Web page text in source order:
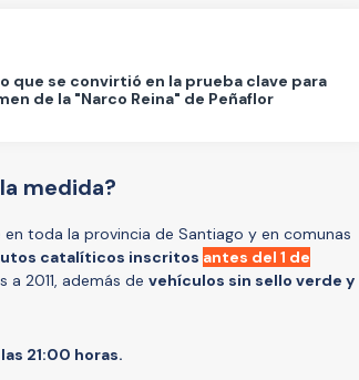
que se convirtió en la prueba clave para
de la "Narco Reina" de Peñaflor
medida?
toda la provincia de Santiago y en comunas
catalíticos inscritos antes del 1 de
2011, además de vehículos sin sello verde y
21:00 horas.